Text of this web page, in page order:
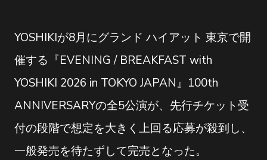
YOSHIKIが8月にグランド ハイアット 東京で開
催する『EVENING / BREAKFAST with
YOSHIKI 2026 in TOKYO JAPAN』100th
ANNIVERSARYの全5公演が、先行チケット受
付の段階で想定を大きく上回る応募が殺到し、
一般発売を待たずして完売となった。